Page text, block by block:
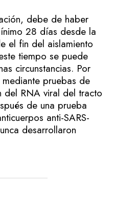
debe de haber
28 días desde la
el fin del aislamiento
tiempo se puede
circunstancias. Por
pruebas de
del RNA viral del tracto
de una prueba
anti-SARS-
desarrollaron